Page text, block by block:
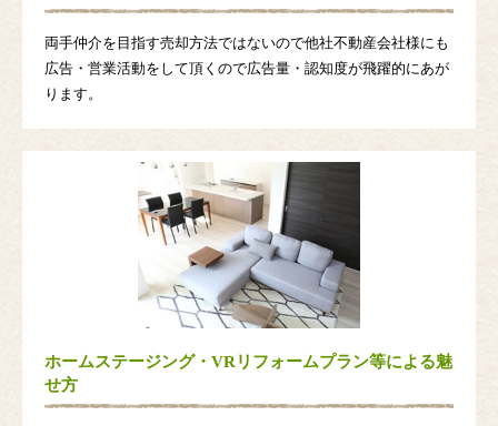
両手仲介を目指す売却方法ではないので他社不動産会社様にも
広告・営業活動をして頂くので広告量・認知度が飛躍的にあが
ります。
ホームステージング・VRリフォームプラン等による魅
せ方